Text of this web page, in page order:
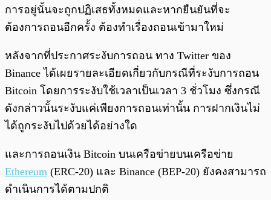
การอยู่นั้นจะถูกปฏิเสธทั้งหมดและหากยืนยันที่จะ
ต้องการถอนอีกครั้ง ต้องทำเรื่องถอนเข้ามาใหม่
หลังจากที่ประกาศระงับการถอน ทาง Twitter ของ
Binance ได้เผยรายละเอียดเกี่ยวกับกรณีที่ระงับการถอน
Bitcoin โดยการระงับใช้เวลาเป็นเวลา 3 ชั่วโมง ซึ่งกรณี
ดังกล่าวนั้นระงับแค่เพียงการถอนเท่านั้น การฝากเงินไม่
ได้ถูกระงับไปด้วยได้อย่างใด
และการถอนเงิน Bitcoin บนเครือข่ายบนเครือข่าย
Ethereum (ERC-20) และ Binance (BEP-20) ยังคงสามารถ
ดำเนินการได้ตามปกติ